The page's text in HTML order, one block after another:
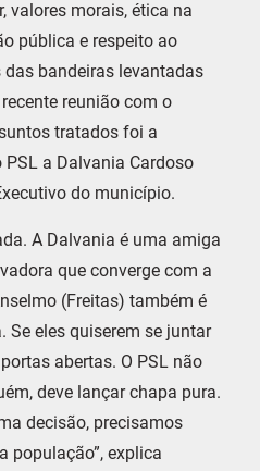
valores morais, ética na
pública e respeito ao
bandeiras levantadas
reunião com o
tratados foi a
a Dalvania Cardoso
do município.
A Dalvania é uma amiga
que converge com a
(Freitas) também é
Se eles quiserem se juntar
abertas. O PSL não
deve lançar chapa pura.
decisão, precisamos
população”, explica